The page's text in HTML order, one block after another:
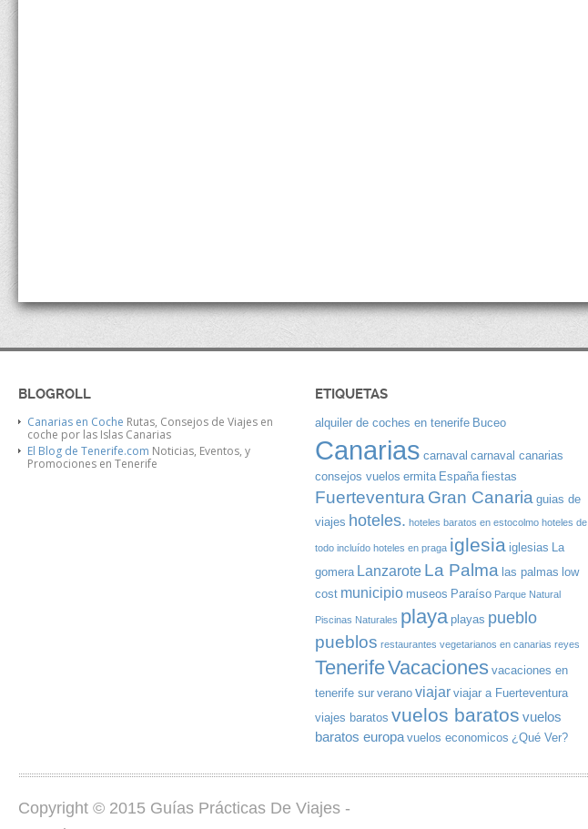
BLOGROLL
Canarias en Coche Rutas, Consejos de Viajes en
coche por las Islas Canarias
El Blog de Tenerife.com Noticias, Eventos, y
Promociones en Tenerife
ETIQUETAS
alquiler de coches en tenerife Buceo
Canarias carnaval carnaval canarias
consejos vuelos ermita España fiestas
Fuerteventura Gran Canaria guias de
viajes hoteles. hoteles baratos en estocolmo hoteles de
todo incluído hoteles en praga iglesia iglesias
La
gomera Lanzarote La Palma las palmas low
cost municipio museos Paraíso Parque Natural
Piscinas Naturales playa playas pueblo
pueblos restaurantes vegetarianos en canarias reyes
TenerifeVacaciones vacaciones en
tenerife sur verano viajar viajar a Fuerteventura
viajes baratos vuelos baratos vuelos
baratos europa vuelos economicos ¿Qué Ver?
Copyright © 2015 Guías Prácticas De Viajes -